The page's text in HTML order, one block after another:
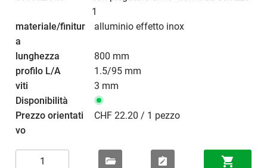
1
alluminio effetto inox
800 mm
1.5/95 mm
3 mm
CHF 22.20 / 1 pezzo